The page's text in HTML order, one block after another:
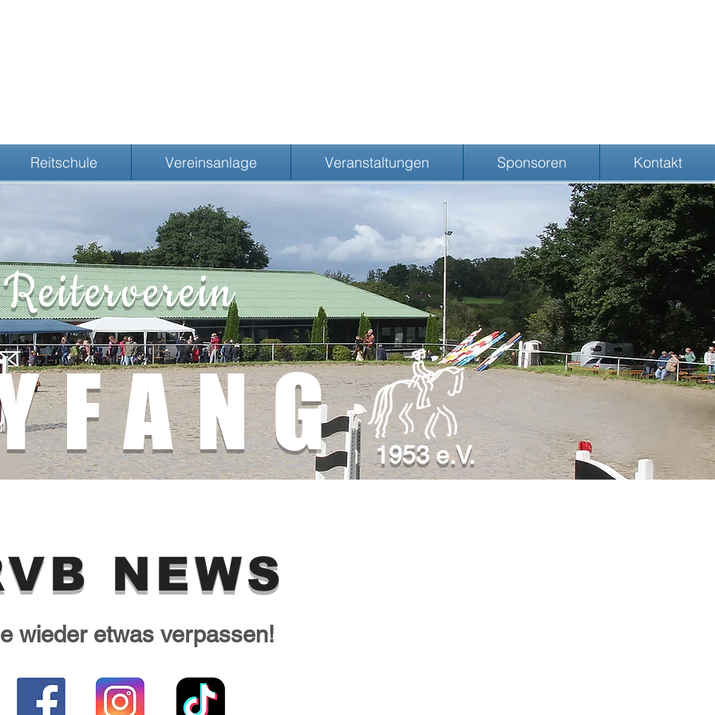
Reitschule Vereinsanlage Veranstaltungen Sponsoren Kontakt
Reiterverein
1953 e.V.
NEWS
wieder etwas verpassen!